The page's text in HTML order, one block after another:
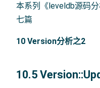
本系列《leveldb源码
七篇
10 Version分析之2
10.5